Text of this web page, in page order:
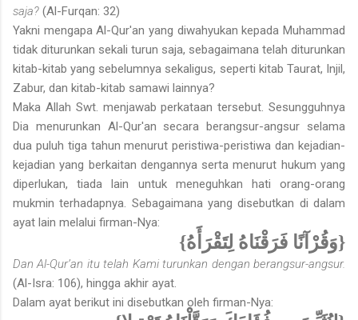
saja? (Al-Furqan: 32)
Yakni mengapa Al-Qur'an yang diwahyukan kepada Muhammad
tidak diturunkan sekali turun saja, sebagaimana telah diturunkan
kitab-kitab yang sebelumnya sekaligus, seperti kitab Taurat, Injil,
Zabur, dan kitab-kitab samawi lainnya?
Maka Allah Swt. menjawab perkataan tersebut. Sesungguhnya
Dia menurunkan Al-Qur'an secara berangsur-angsur selama
dua puluh tiga tahun menurut peristiwa-peristiwa dan kejadian-
kejadian yang berkaitan dengannya serta menurut hukum yang
diperlukan, tiada lain untuk meneguhkan hati orang-orang
mukmin terhadapnya. Sebagaimana yang disebutkan di dalam
ayat lain melalui firman-Nya:
{وَقُرْآنًا فَرَقْنَاهُ لِتَقْرَأَهُ}
Dan Al-Qur’an itu telah Kami turunkan dengan berangsur-angsur.
(Al-Isra: 106), hingga akhir ayat.
Dalam ayat berikut ini disebutkan oleh firman-Nya: